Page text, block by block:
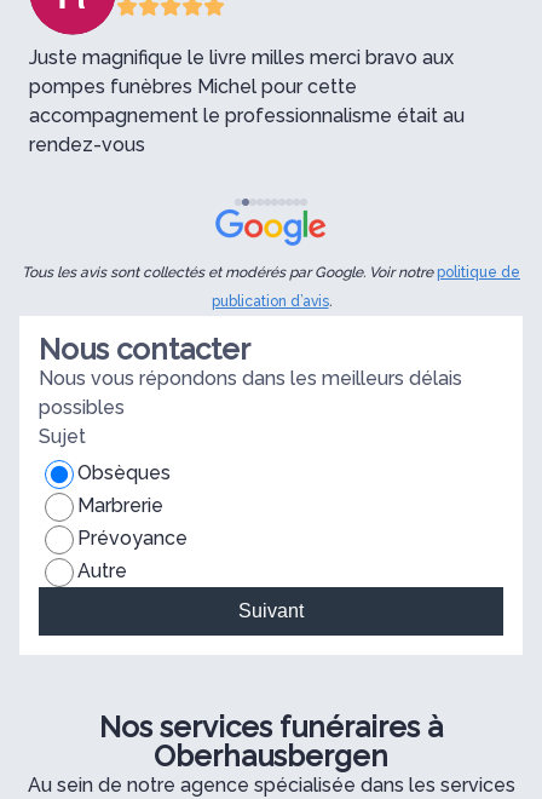
Juste magnifique le livre milles merci bravo aux
pompes funèbres Michel pour cette
accompagnement le professionnalisme était au
rendez-vous
Tous les avis sont collectés et modérés par Google. Voir notre politique de
publication d’avis.
Nous contacter
Nous vous répondons dans les meilleurs délais
possibles
Sujet
Obsèques
Marbrerie
Prévoyance
Autre
Suivant
Nos services funéraires à
Oberhausbergen
Au sein de notre agence spécialisée dans les services